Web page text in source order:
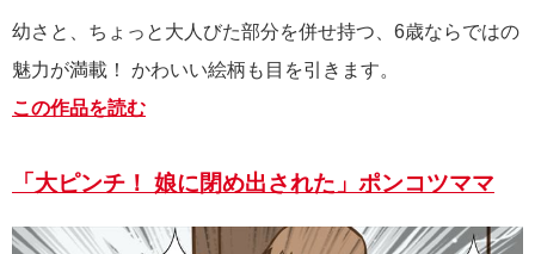
幼さと、ちょっと大人びた部分を併せ持つ、6歳ならではの
魅力が満載！ かわいい絵柄も目を引きます。
この作品を読む
「大ピンチ！ 娘に閉め出された」ポンコツママ